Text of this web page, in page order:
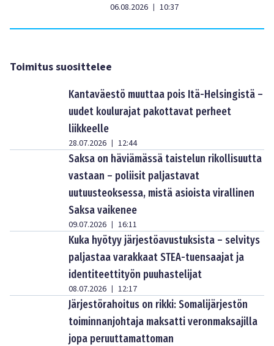
06.08.2026 | 10:37
Toimitus suosittelee
Kantaväestö muuttaa pois Itä-Helsingistä –
uudet koulurajat pakottavat perheet
liikkeelle
28.07.2026 | 12:44
Saksa on häviämässä taistelun rikollisuutta
vastaan – poliisit paljastavat
uutuusteoksessa, mistä asioista virallinen
Saksa vaikenee
09.07.2026 | 16:11
Kuka hyötyy järjestöavustuksista – selvitys
paljastaa varakkaat STEA-tuensaajat ja
identiteettityön puuhastelijat
08.07.2026 | 12:17
Järjestörahoitus on rikki: Somalijärjestön
toiminnanjohtaja maksatti veronmaksajilla
jopa peruuttamattoman